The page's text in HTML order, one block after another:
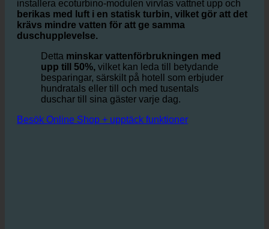
vatten och luft i duschar och handfat, utan att
kompromissa med gästens komfort. Genom att
installera ecoturbino-modulen virvlas vattnet upp och
berikas med luft i en statisk turbin, vilket gör att det
krävs mindre vatten för att ge samma
duschupplevelse.
Dettaminskar vattenförbrukningen med
upp till 50%,vilket kan leda till betydande
besparingar, särskilt på hotell som erbjuder
hundratals eller till och med tusentals